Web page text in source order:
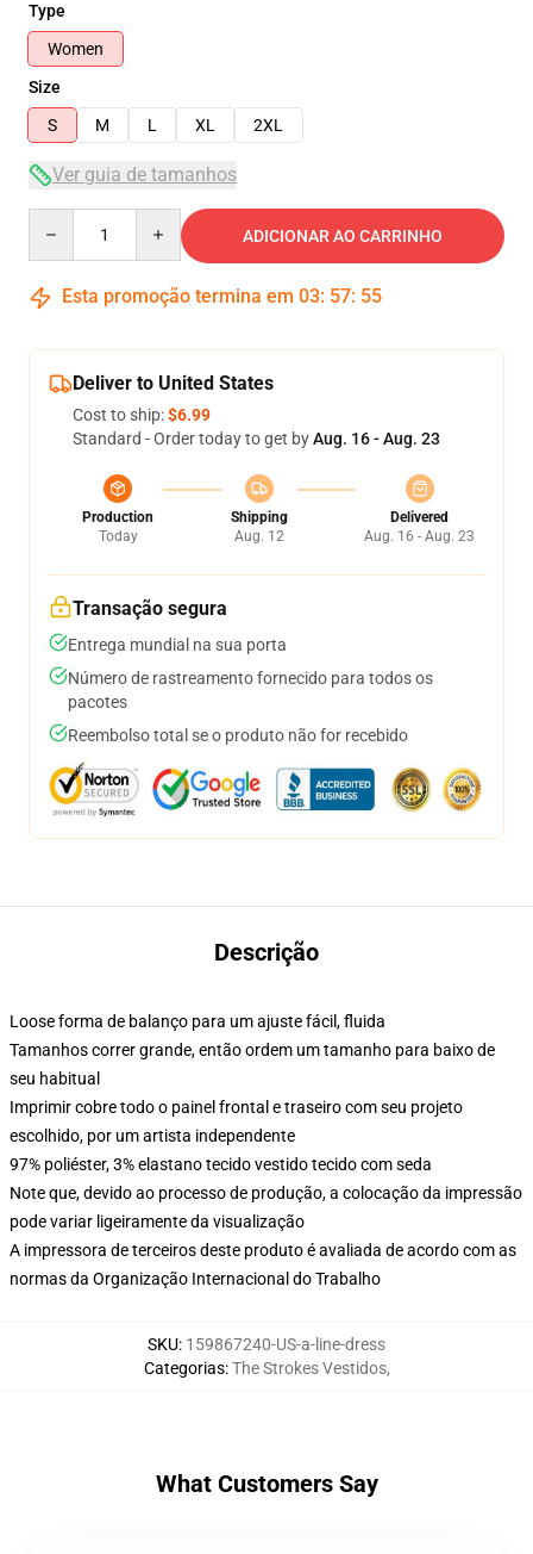
Type
Women
Size
S
M L XL 2XL
Ver guia de tamanhos
ADICIONAR AO CARRINHO
Esta promoção termina em 03: 57: 54
Deliver to United States
Cost to ship:$6.99
Standard - Order today to get byAug. 16 - Aug. 23
Production
Today
Shipping
Aug. 12
Delivered
Aug. 16 - Aug. 23
Transação segura
Entrega mundial na sua porta
Número de rastreamento fornecido para todos os
pacotes
Reembolso total se o produto não for recebido
Descrição
Loose forma de balanço para um ajuste fácil, fluida
Tamanhos correr grande, então ordem um tamanho para baixo de
seu habitual
Imprimir cobre todo o painel frontal e traseiro com seu projeto
escolhido, por um artista independente
97% poliéster, 3% elastano tecido vestido tecido com seda
Note que, devido ao processo de produção, a colocação da impressão
pode variar ligeiramente da visualização
A impressora de terceiros deste produto é avaliada de acordo com as
normas da Organização Internacional do Trabalho
SKU: 159867240-US-a-line-dress
Categorias:The Strokes Vestidos,
What Customers Say